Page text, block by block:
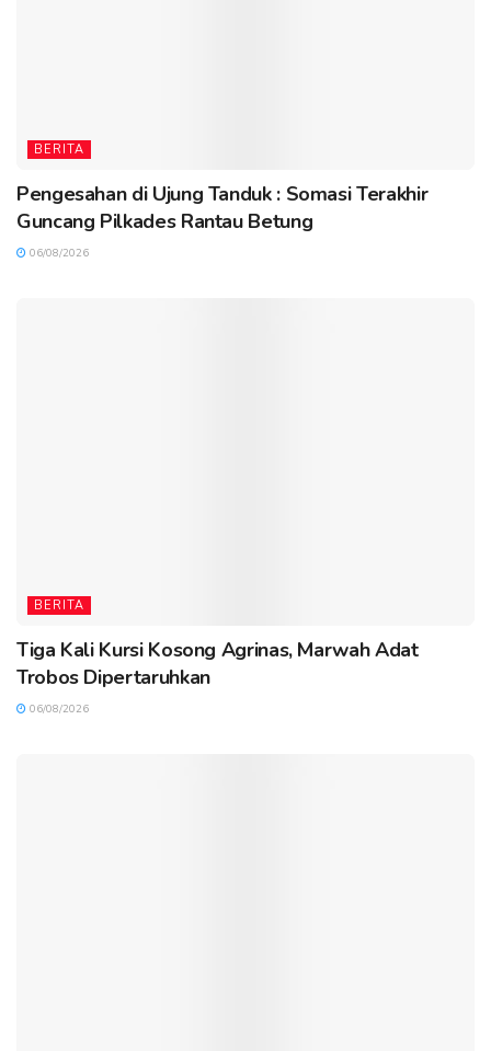
BERITA
Pengesahan di Ujung Tanduk : Somasi Terakhir
Guncang Pilkades Rantau Betung
06/08/2026
BERITA
Tiga Kali Kursi Kosong Agrinas, Marwah Adat
Trobos Dipertaruhkan
06/08/2026